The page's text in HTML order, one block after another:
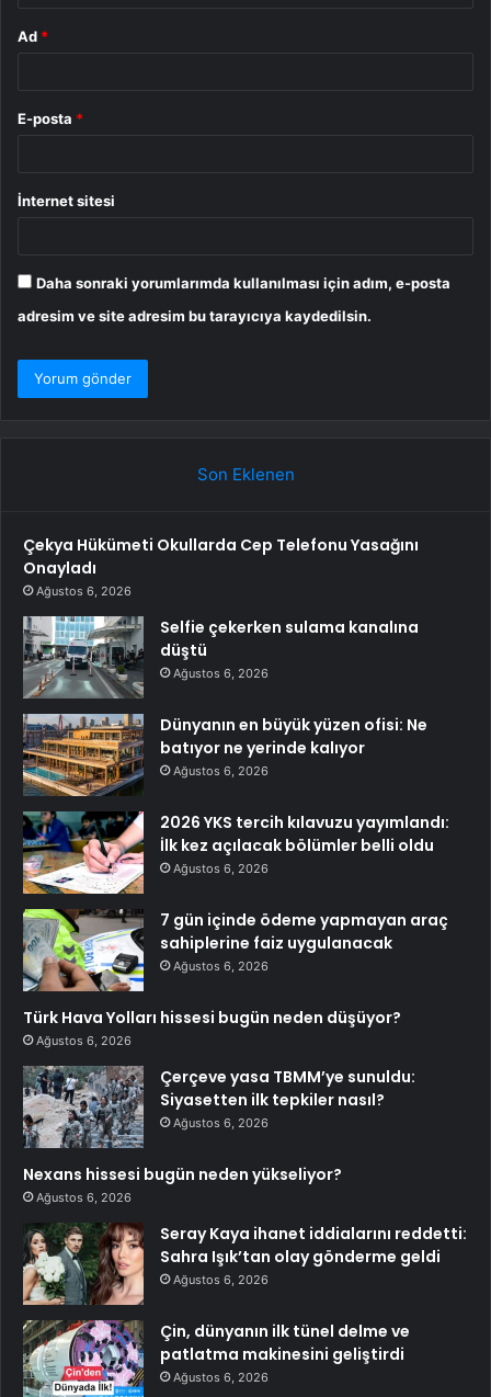
Ad *
E-posta *
İnternet sitesi
Daha sonraki yorumlarımda kullanılması için adım, e-posta
adresim ve site adresim bu tarayıcıya kaydedilsin.
Son Eklenen
Çekya Hükümeti Okullarda Cep Telefonu Yasağını
Onayladı
Ağustos 6, 2026
Selfie çekerken sulama kanalına
düştü
Ağustos 6, 2026
Dünyanın en büyük yüzen ofisi: Ne
batıyor ne yerinde kalıyor
Ağustos 6, 2026
2026 YKS tercih kılavuzu yayımlandı:
İlk kez açılacak bölümler belli oldu
Ağustos 6, 2026
7 gün içinde ödeme yapmayan araç
sahiplerine faiz uygulanacak
Ağustos 6, 2026
Türk Hava Yolları hissesi bugün neden düşüyor?
Ağustos 6, 2026
Çerçeve yasa TBMM’ye sunuldu:
Siyasetten ilk tepkiler nasıl?
Ağustos 6, 2026
Nexans hissesi bugün neden yükseliyor?
Ağustos 6, 2026
Seray Kaya ihanet iddialarını reddetti:
Sahra Işık’tan olay gönderme geldi
Ağustos 6, 2026
Çin, dünyanın ilk tünel delme ve
patlatma makinesini geliştirdi
Ağustos 6, 2026